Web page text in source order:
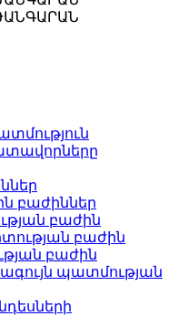
բաժիններ
բաժին
բաժին
բաժին
պատմության